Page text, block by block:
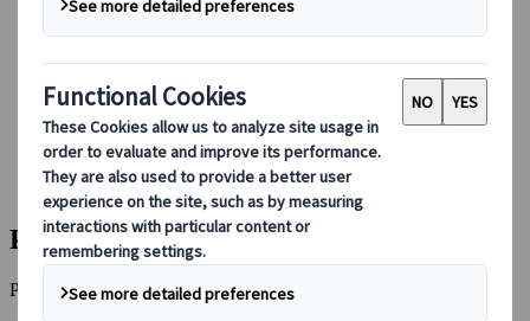
Réserver avec nous
Japan Rail Pass
Hébergement
Consultation en ligne
Japanspecialist
Destinations
Toutes les destinations
Parc national de Shikotsu-Toya
Parc national de Shikotsu-Toya
Paysages volcaniques, forêts et lacs dans l’ouest d’Hokkaido.